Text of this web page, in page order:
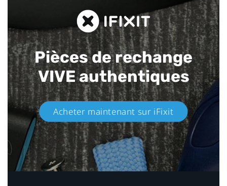
Pièces de rechange
VIVE authentiques​
Acheter maintenant sur iFixit​